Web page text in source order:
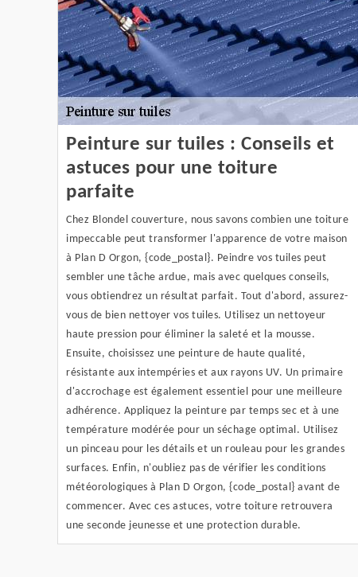
Peinture sur tuiles : Conseils et
astuces pour une toiture
parfaite
Chez Blondel couverture, nous savons combien une toiture
impeccable peut transformer l'apparence de votre maison
à Plan D Orgon, {code_postal}. Peindre vos tuiles peut
sembler une tâche ardue, mais avec quelques conseils,
vous obtiendrez un résultat parfait. Tout d'abord, assurez-
vous de bien nettoyer vos tuiles. Utilisez un nettoyeur
haute pression pour éliminer la saleté et la mousse.
Ensuite, choisissez une peinture de haute qualité,
résistante aux intempéries et aux rayons UV. Un primaire
d'accrochage est également essentiel pour une meilleure
adhérence. Appliquez la peinture par temps sec et à une
température modérée pour un séchage optimal. Utilisez
un pinceau pour les détails et un rouleau pour les grandes
surfaces. Enfin, n'oubliez pas de vérifier les conditions
météorologiques à Plan D Orgon, {code_postal} avant de
commencer. Avec ces astuces, votre toiture retrouvera
une seconde jeunesse et une protection durable.